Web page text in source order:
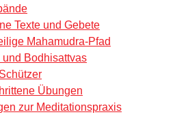
Texte und Gebete
Mahamudra-Pfad
und Bodhisattvas
Übungen
zur Meditationspraxis